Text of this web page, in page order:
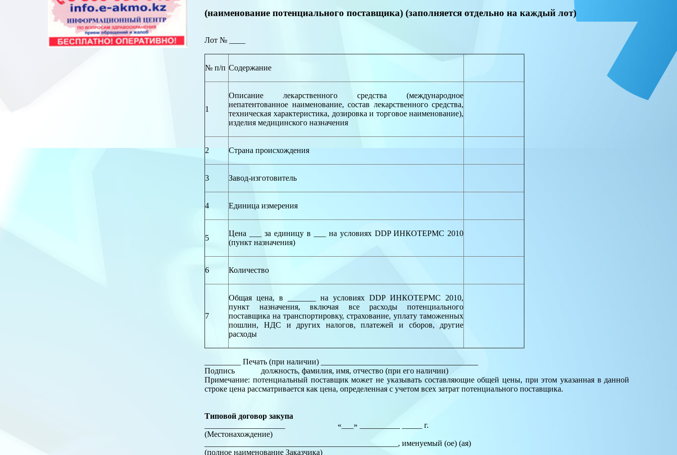
(наименование потенциального поставщика) (заполняется отдельно на каждый лот)
Лот № ____
№ п/п Содержание
1
Описание лекарственного средства (международное
непатентованное наименование, состав лекарственного средства,
техническая характеристика, дозировка и торговое наименование),
изделия медицинского назначения
2 Страна происхождения
3 Завод-изготовитель
4 Единица измерения
5
Цена ___ за единицу в ___ на условиях DDP ИНКОТЕРМС 2010
(пункт назначения)
6 Количество
7
Общая цена, в _______ на условиях DDP ИНКОТЕРМС 2010,
пункт назначения, включая все расходы потенциального
поставщика на транспортировку, страхование, уплату таможенных
пошлин, НДС и других налогов, платежей и сборов, другие
расходы
_________ Печать (при наличии) _______________________________________
Подпись должность, фамилия, имя, отчество (при его наличии)
Примечание: потенциальный поставщик может не указывать составляющие общей цены, при этом указанная в данной
строке цена рассматривается как цена, определенная с учетом всех затрат потенциального поставщика.
Типовой договор закупа
____________________ «___» __________ _____ г.
(Местонахождение)
________________________________________________, именуемый (ое) (ая)
(полное наименование Заказчика)